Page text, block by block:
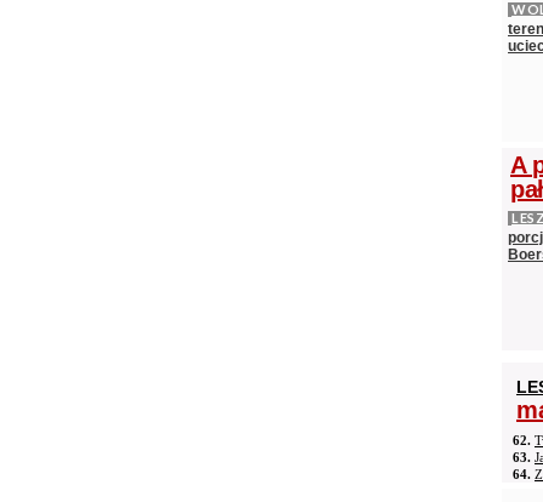
A
62.
63.
64.